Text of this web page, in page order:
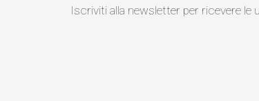
Iscriviti alla newsletter per ricevere le